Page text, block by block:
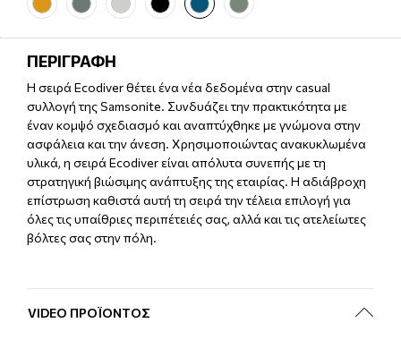
ΠΕΡΙΓΡΑΦΗ
H σειρά Ecodiver θέτει ένα νέα δεδομένα στην casual
συλλογή της Samsonite. Συνδυάζει την πρακτικότητα με
έναν κομψό σχεδιασμό και αναπτύχθηκε με γνώμονα στην
ασφάλεια και την άνεση. Χρησιμοποιώντας ανακυκλωμένα
υλικά, η σειρά Ecodiver είναι απόλυτα συνεπής με τη
στρατηγική βιώσιμης ανάπτυξης της εταιρίας. Η αδιάβροχη
επίστρωση καθιστά αυτή τη σειρά την τέλεια επιλογή για
όλες τις υπαίθριες περιπέτειές σας, αλλά και τις ατελείωτες
βόλτες σας στην πόλη.
VIDEO ΠΡΟΪΌΝΤΟΣ